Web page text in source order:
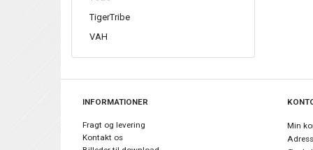
TigerTribe
VAH
INFORMATIONER
Fragt og levering
Kontakt os
Min